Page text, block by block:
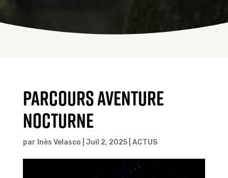
Parcours aventure
nocturne
par Inès Velasco Juil 2, 2025| ACTUS